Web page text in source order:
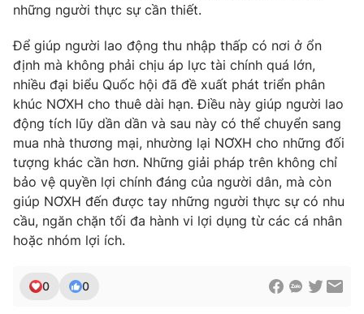
những người thực sự cần thiết.
Để giúp người lao động thu nhập thấp có nơi ở ổn
định mà không phải chịu áp lực tài chính quá lớn,
nhiều đại biểu Quốc hội đã đề xuất phát triển phân
khúc NƠXH cho thuê dài hạn. Điều này giúp người lao
động tích lũy dần dần và sau này có thể chuyển sang
mua nhà thương mại, nhường lại NƠXH cho những đối
tượng khác cần hơn. Những giải pháp trên không chỉ
bảo vệ quyền lợi chính đáng của người dân, mà còn
giúp NƠXH đến được tay những người thực sự có nhu
cầu, ngăn chặn tối đa hành vi lợi dụng từ các cá nhân
hoặc nhóm lợi ích.
0 0